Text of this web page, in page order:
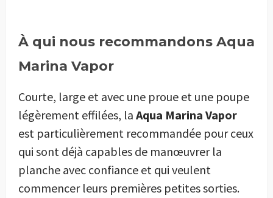
À qui nous recommandons Aqua
Marina Vapor
Courte, large et avec une proue et une poupe
légèrement effilées, la Aqua Marina Vapor
est particulièrement recommandée pour ceux
qui sont déjà capables de manœuvrer la
planche avec confiance et qui veulent
commencer leurs premières petites sorties.